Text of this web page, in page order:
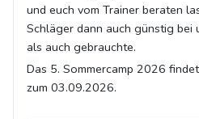
und euch vom Trainer beraten
Schläger dann auch günstig bei
als auch gebrauchte.
Das 5. Sommercamp 2026
zum 03.09.2026.